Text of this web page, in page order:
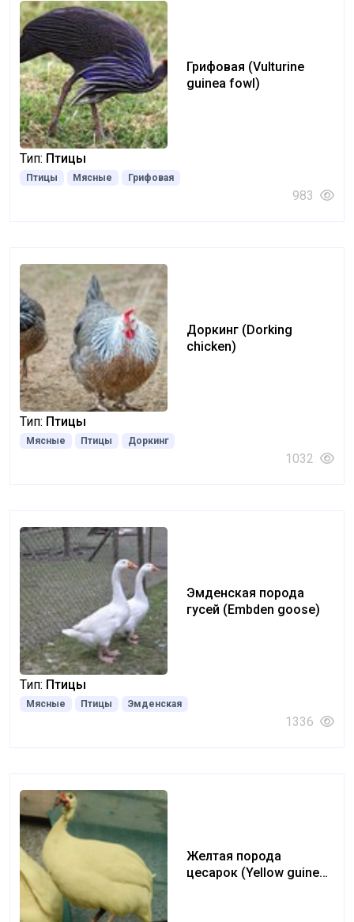
Грифовая (Vulturine
guinea fowl)
Тип: Птицы
Птицы Мясные Грифовая
983
Доркинг (Dorking
chicken)
Тип: Птицы
Мясные Птицы Доркинг
1032
Эмденская порода
гусей (Embden goose)
Тип: Птицы
Мясные Птицы Эмденская
1336
Желтая порода
цесарок (Yellow guinea